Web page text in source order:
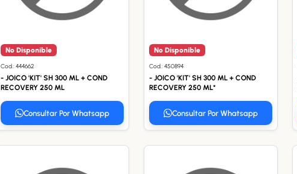
No Disponible
Cod.: 444662
- JOICO 'KIT' SH 300 ML + COND
RECOVERY 250 ML
Consultar Por Whatsapp
No Disponible
Cod.: 450894
- JOICO 'KIT' SH 300 ML + COND
RECOVERY 250 ML*
Consultar Por Whatsapp